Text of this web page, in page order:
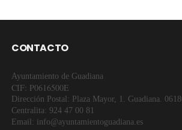
CONTACTO
Ayuntamiento de Guadiana
CIF: P0616500E
Dirección Postal: Plaza Mayor, 1. Guadiana.
Centralita: 924 47 00 81
Email: info@ayuntamientoguadiana.es